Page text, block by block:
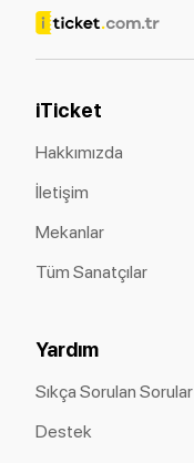
iTicket
Hakkımızda
İletişim
Mekanlar
Tüm Sanatçılar
Yardım
Sıkça Sorulan Sorular
Destek